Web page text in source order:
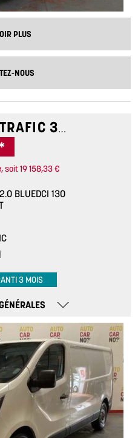
PLUS
NOUS
TRAFIC 3 L2H1 2.0
soit 19 158,33 €
BLUEDCI 130
3 MOIS